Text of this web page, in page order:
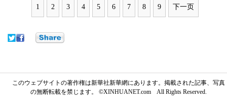
1 2 3 4 5 6 7 8 9 下一页
このウェブサイトの著作権は新華社新華網にあります。掲載された記事、写真
の無断転載を禁じます。 ©XINHUANET.com All Rights Reserved.